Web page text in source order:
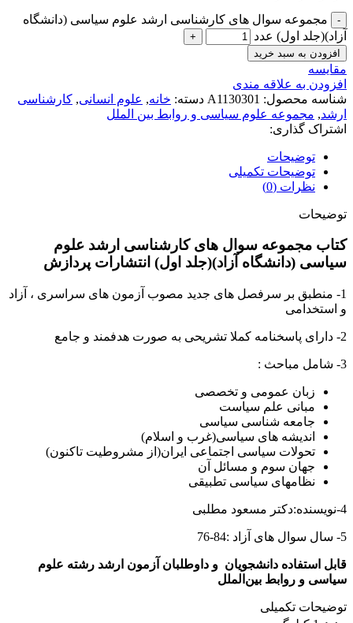
مجموعه سوال های کارشناسی ارشد علوم سیاسی (دانشگاه
آزاد)(جلد اول) عدد
افزودن به سبد خرید
مقايسه
افزودن به علاقه مندی
شناسه محصول: A1130301 دسته: خانه, علوم انسانی, کارشناسی
ارشد, مجموعه علوم سیاسی و روابط بین الملل
اشتراک گذاری:
توضیحات
توضیحات تکمیلی
نظرات (0)
توضیحات
کتاب مجموعه سوال های کارشناسی ارشد علوم
سیاسی (دانشگاه آزاد)(جلد اول) انتشارات پردازش
1- منطبق بر سرفصل های جدید مصوب آزمون های سراسری ، آزاد
و استخدامی
2- دارای پاسخنامه کملا تشریحی به صورت هدفمند و جامع
3- شامل مباحث :
زبان عمومی و تخصصی
مبانی علم سیاست
جامعه شناسی سیاسی
اندیشه های سیاسی(غرب و اسلام)
تحولات سیاسی اجتماعی ایران(از مشروطیت تاکنون)
جهان سوم و مسائل آن
نظامهای سیاسی تطبیقی
4-نویسنده:دکتر مسعود مطلبی
5- سال سوال های آزاد :84-76
قابل استفاده دانشجویان و داوطلبان آزمون ارشد رشته علوم
سیاسی و روابط بین‌الملل
توضیحات تکمیلی